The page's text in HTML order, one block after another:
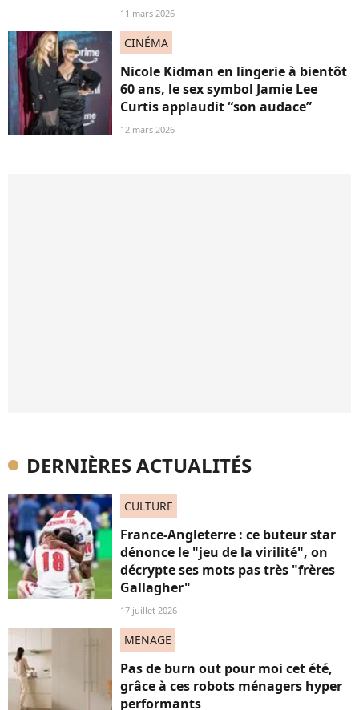
11 mars 2026
CINÉMA
Nicole Kidman en lingerie à bientôt
60 ans, le sex symbol Jamie Lee
Curtis applaudit “son audace”
12 mars 2026
DERNIÈRES ACTUALITÉS
CULTURE
France-Angleterre : ce buteur star
dénonce le "jeu de la virilité", on
décrypte ses mots pas très "frères
Gallagher"
17 juillet 2026
MENAGE
Pas de burn out pour moi cet été,
grâce à ces robots ménagers hyper
performants